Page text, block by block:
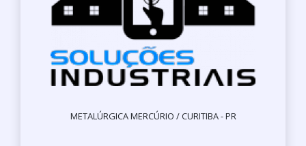
METALÚRGICA MERCÚRIO / CURITIBA - PR